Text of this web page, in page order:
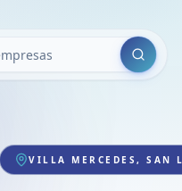
Buscar
VILLA MERCEDES, SAN